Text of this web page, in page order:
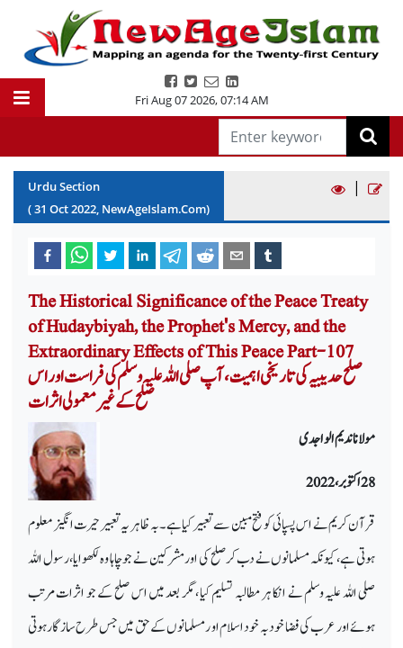
Fri Aug 07 2026,07:14 AM
Urdu Section
(31 Oct2022, NewAgeIslam.Com)
|
The Historical Significance of the Peace Treaty
of Hudaybiyah, the Prophet's Mercy, and the
Extraordinary Effects of This Peace Part-107
صلح حدیبیہ کی تاریخی اہمیت، آپ صلی اللہ علیہ وسلم کی فراست اور اس
صلح کے غیر معمولی اثرات
مولانا ندیم الواجدی
28 اکتوبر،2022
قرآن کریم نے اس پسپائی کو فتح مبین سے تعبیر کیا ہے۔بہ ظاہر یہ تعبیر حیرت انگیز معلوم
ہوتی ہے ، کیونکہ مسلمانوں نے دب کر صلح کی اور مشرکین نے جو چاہا وہ لکھوایا، رسول اللہ
صلی اللہ علیہ وسلم نے انکا ہر مطالبہ تسلیم کیا ، مگر بعد میں اس صلح کے جو اثرات مرتب
ہوئے اور عرب کی فضا خود بہ خود اسلام او رمسلمانوں کے حق میں جس طرح سازگارہوتی